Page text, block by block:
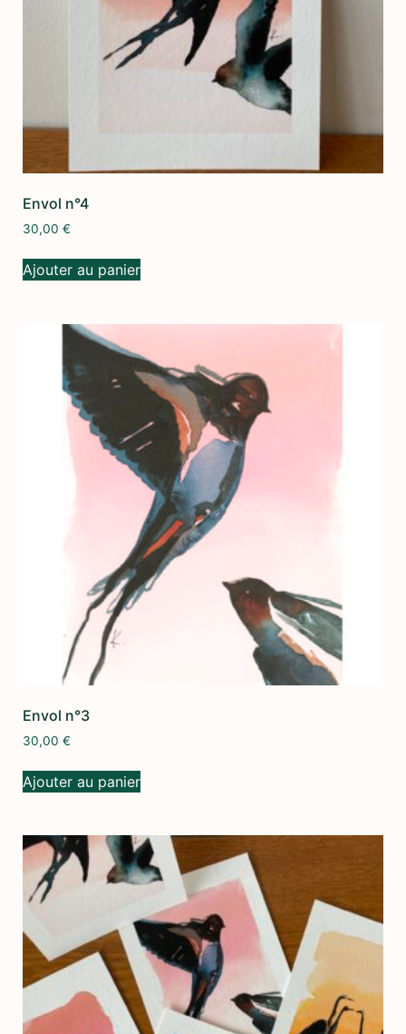
Envol n°4
30,00 €
Ajouter au panier
Envol n°3
30,00 €
Ajouter au panier